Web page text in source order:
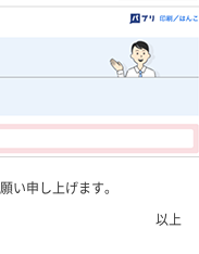
い申し上げます。
以上